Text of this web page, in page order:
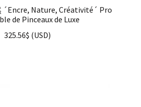
´Encre, Nature, Créativité´ Pro
de Pinceaux de Luxe
325.56$ (USD)